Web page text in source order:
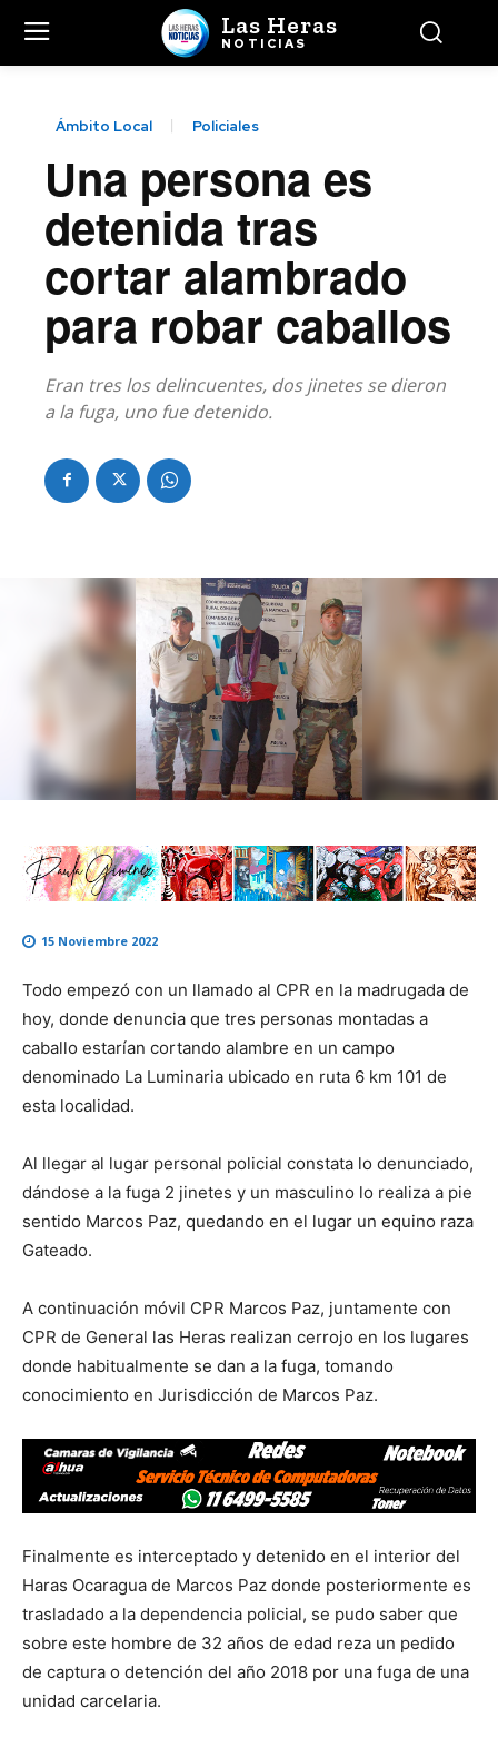
Las Heras
NOTICIAS
Ámbito Local Policiales
Una persona es
detenida tras
cortar alambrado
para robar caballos
Eran tres los delincuentes, dos jinetes se dieron
a la fuga, uno fue detenido.
15 Noviembre 2022
Todo empezó con un llamado al CPR en la madrugada de
hoy, donde denuncia que tres personas montadas a
caballo estarían cortando alambre en un campo
denominado La Luminaria ubicado en ruta 6 km 101 de
esta localidad.
Al llegar al lugar personal policial constata lo denunciado,
dándose a la fuga 2 jinetes y un masculino lo realiza a pie
sentido Marcos Paz, quedando en el lugar un equino raza
Gateado.
A continuación móvil CPR Marcos Paz, juntamente con
CPR de General las Heras realizan cerrojo en los lugares
donde habitualmente se dan a la fuga, tomando
conocimiento en Jurisdicción de Marcos Paz.
Finalmente es interceptado y detenido en el interior del
Haras Ocaragua de Marcos Paz donde posteriormente es
trasladado a la dependencia policial, se pudo saber que
sobre este hombre de 32 años de edad reza un pedido
de captura o detención del año 2018 por una fuga de una
unidad carcelaria.